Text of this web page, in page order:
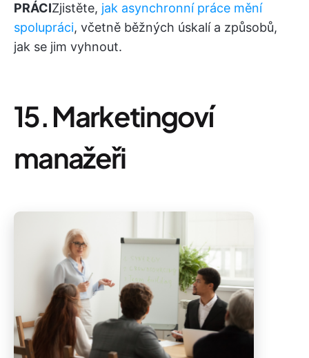
PRÁCIZjistěte, jak asynchronní práce mění
spolupráci, včetně běžných úskalí a způsobů,
jak se jim vyhnout.
15. Marketingoví
manažeři